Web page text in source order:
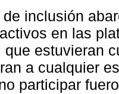
inclusión
en las
que estuvieran
a cualquier
participar